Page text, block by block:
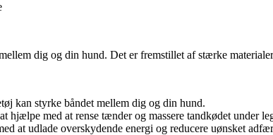
dig og din hund. Det er fremstillet af stærke
kan styrke båndet mellem dig og din hund.
hjælpe med at rense tænder og massere tandkødet under
at udlade overskydende energi og reducere uønsket